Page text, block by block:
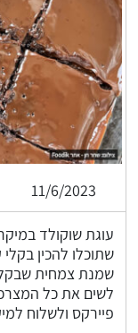
11/6/2023
שתוכלו להכין
שמנת צמחית
לשים את כל
פיירקס ולשלוח